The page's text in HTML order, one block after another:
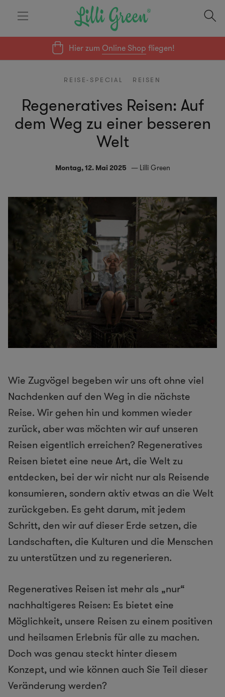
Hier zumOnline Shop fliegen!
REISE-SPECIAL REISEN
Regeneratives Reisen: Auf
dem Weg zu einer besseren
Welt
Montag, 12. Mai 2025 Lilli Green
Wie Zugvögel begeben wir uns oft ohne viel
Nachdenken auf den Weg in die nächste
Reise. Wir gehen hin und kommen wieder
zurück, aber was möchten wir auf unseren
Reisen eigentlich erreichen? Regeneratives
Reisen bietet eine neue Art, die Welt zu
entdecken, bei der wir nicht nur als Reisende
konsumieren, sondern aktiv etwas an die Welt
zurückgeben. Es geht darum, mit jedem
Schritt, den wir auf dieser Erde setzen, die
Landschaften, die Kulturen und die Menschen
zu unterstützen und zu regenerieren.
Regeneratives Reisen ist mehr als „nur“
nachhaltigeres Reisen: Es bietet eine
Möglichkeit, unsere Reisen zu einem positiven
und heilsamen Erlebnis für alle zu machen.
Doch was genau steckt hinter diesem
Konzept, und wie können auch Sie Teil dieser
Veränderung werden?